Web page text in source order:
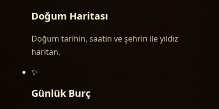
Doğum Haritası
Doğum tarihin, saatin ve şehrin ile yıldız
haritan.
✨
Günlük Burç